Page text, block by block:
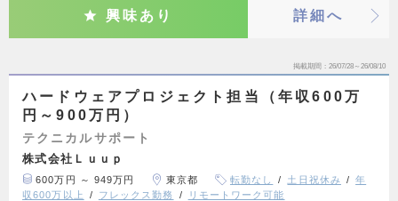
興味あり 詳細へ
掲載期間 26/07/28～26/08/10
ハードウェアプロジェクト担当（年収600万
円～900万円）
テクニカルサポート
株式会社Ｌｕｕｐ
600万円 ～ 949万円 東京都 転勤なし 土日祝休み
年
収600万以上
フレックス勤務 リモートワーク可能